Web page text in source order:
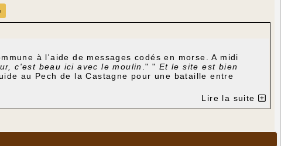
à l'aide de messages codés en morse. A midi
c'est beau ici avec le moulin ." " Et le site est bien
au Pech de la Castagne pour une bataille entre
Lire la suite